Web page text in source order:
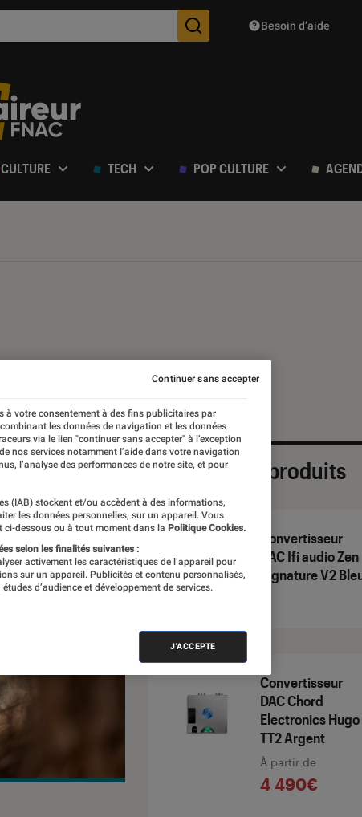
Des suggestions de
Besoin d’aide
CULTURE TECH POP CULTURE
Sélection de produits
Convertisseur
DAC Ifi audio Zen
Signature V2
Convertisseur
DAC Chord
Electronics Hugo
TT2 Argent
À partir de
4 490€
à votre consentement à des fins publicitaires par
les données de navigation et les données
via le lien "continuer sans accepter" à l’exception
nos services notamment l’aide dans votre navigation
l’analyse des performances de notre site, et pour
(IAB) stockent et/ou accèdent à des informations,
les données personnelles, sur un appareil. Vous
ci-dessous ou à tout moment dans la Politique Cookies.
selon les finalités suivantes :
activement les caractéristiques de l’appareil pour
sur un appareil. Publicités et contenu personnalisés,
d’audience et développement de services.
J'ACCEPTE
Continuer sans accepter